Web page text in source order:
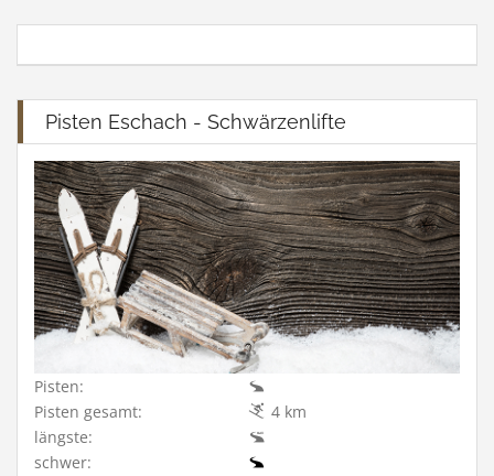
Pisten Eschach - Schwärzenlifte
Pisten:
Pisten gesamt:
4 km
längste:
schwer: